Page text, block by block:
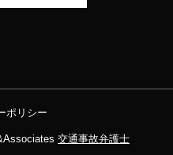
ポリシー
交通事故弁護士